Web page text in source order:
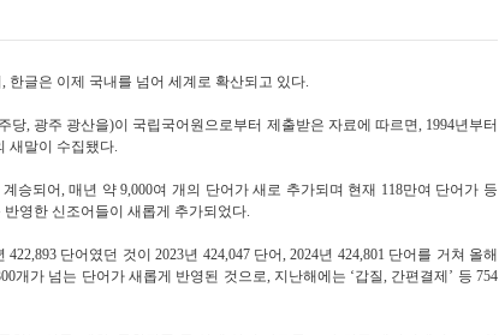
글은 이제 국내를 넘어 세계로 확산되고 있다.
, 광주 광산을)이 국립국어원으로부터 제출받은 자료에 따르면, 1994년부터
새말이 수집됐다.
승되어, 매년 약 9,000여 개의 단어가 새로 추가되며 현재 118만여 단어가 등
영한 신조어들이 새롭게 추가되었다.
단어였던 것이 2023년 424,047 단어, 2024년 424,801 단어를 거쳐 올해
개가 넘는 단어가 새롭게 반영된 것으로, 지난해에는 ‘갑질, 간편결제’ 등 754